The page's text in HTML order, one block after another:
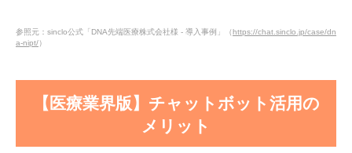
参照元：sinclo公式「DNA先端医療株式会社様 - 導入事例」（https://chat.sinclo.jp/case/dn
a-nipt/）
【医療業界版】チャットボット活用の
メリット